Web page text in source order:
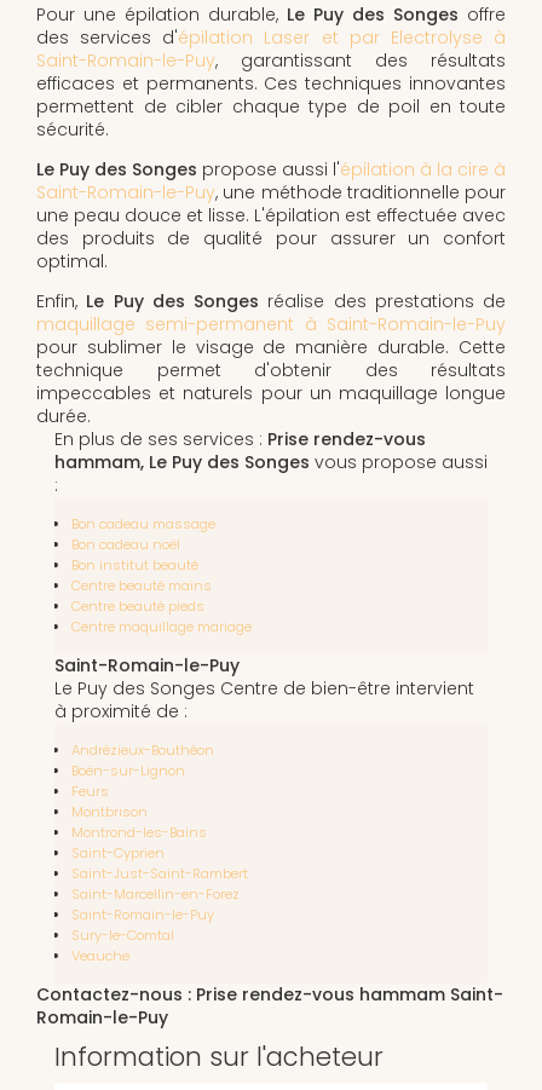
Pour une épilation durable, Le Puy des Songes offre
des services d'épilation Laser et par Electrolyse à
Saint-Romain-le-Puy, garantissant des résultats
efficaces et permanents. Ces techniques innovantes
permettent de cibler chaque type de poil en toute
sécurité.
Le Puy des Songes propose aussi l'épilation à la cire à
Saint-Romain-le-Puy, une méthode traditionnelle pour
une peau douce et lisse. L'épilation est effectuée avec
des produits de qualité pour assurer un confort
optimal.
Enfin, Le Puy des Songes réalise des prestations de
maquillage semi-permanent à Saint-Romain-le-Puy
pour sublimer le visage de manière durable. Cette
technique permet d'obtenir des résultats
impeccables et naturels pour un maquillage longue
durée.
En plus de ses services : Prise rendez-vous
hammam, Le Puy des Songes vous propose aussi
:
Bon cadeau massage
Bon cadeau noël
Bon institut beauté
Centre beauté mains
Centre beauté pieds
Centre maquillage mariage
Saint-Romain-le-Puy
Le Puy des Songes Centre de bien-être intervient
à proximité de :
Andrézieux-Bouthéon
Boën-sur-Lignon
Feurs
Montbrison
Montrond-les-Bains
Saint-Cyprien
Saint-Just-Saint-Rambert
Saint-Marcellin-en-Forez
Saint-Romain-le-Puy
Sury-le-Comtal
Veauche
Contactez-nous : Prise rendez-vous hammam Saint-
Romain-le-Puy
Information sur l'acheteur